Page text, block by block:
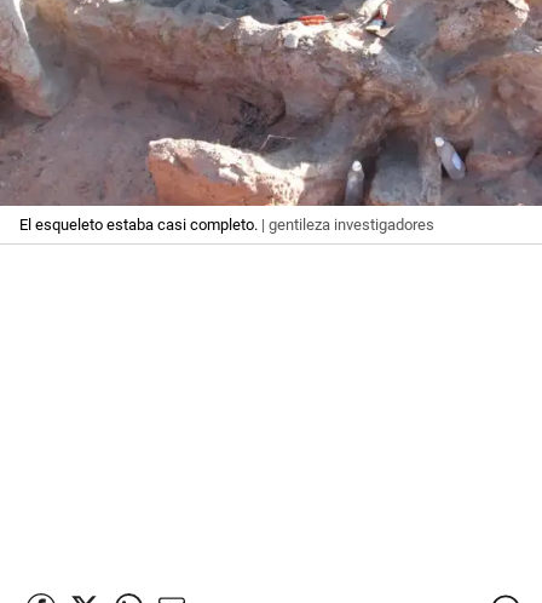
El esqueleto estaba casi completo. | gentileza investigadores